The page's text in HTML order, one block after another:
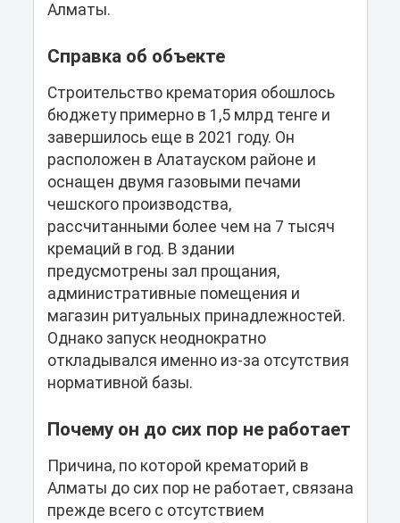
Алматы.
Справка об объекте
Строительство крематория обошлось
бюджету примерно в 1,5 млрд тенге и
завершилось еще в 2021 году. Он
расположен в Алатауском районе и
оснащен двумя газовыми печами
чешского производства,
рассчитанными более чем на 7 тысяч
кремаций в год. В здании
предусмотрены зал прощания,
административные помещения и
магазин ритуальных принадлежностей.
Однако запуск неоднократно
откладывался именно из-за отсутствия
нормативной базы.
Почему он до сих пор не работает
Причина, по которой крематорий в
Алматы до сих пор не работает, связана
прежде всего с отсутствием